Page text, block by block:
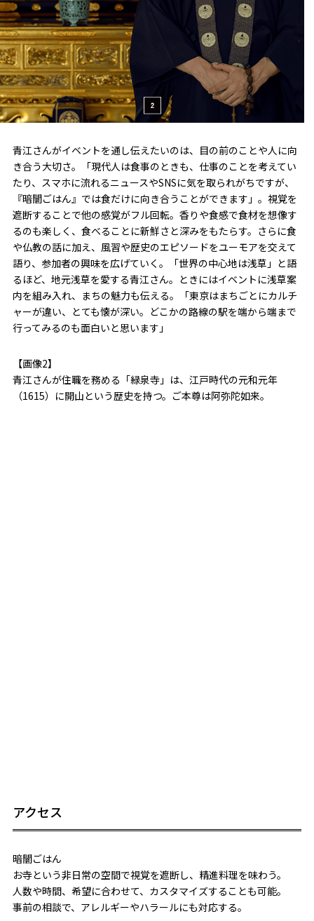
青江さんがイベントを通し伝えたいのは、目の前のことや人に向
き合う大切さ。「現代人は食事のときも、仕事のことを考えてい
たり、スマホに流れるニュースやSNSに気を取られがちですが、
『暗闇ごはん』では食だけに向き合うことができます」。視覚を
遮断することで他の感覚がフル回転。香りや食感で食材を想像す
るのも楽しく、食べることに新鮮さと深みをもたらす。さらに食
や仏教の話に加え、風習や歴史のエピソードをユーモアを交えて
語り、参加者の興味を広げていく。「世界の中心地は浅草」と語
るほど、地元浅草を愛する青江さん。ときにはイベントに浅草案
内を組み入れ、まちの魅力も伝える。「東京はまちごとにカルチ
ャーが違い、とても懐が深い。どこかの路線の駅を端から端まで
行ってみるのも面白いと思います」
【画像2】
青江さんが住職を務める「緑泉寺」は、江戸時代の元和元年
（1615）に開山という歴史を持つ。ご本尊は阿弥陀如来。
アクセス
暗闇ごはん
お寺という非日常の空間で視覚を遮断し、精進料理を味わう。
人数や時間、希望に合わせて、カスタマイズすることも可能。
事前の相談で、アレルギーやハラールにも対応する。